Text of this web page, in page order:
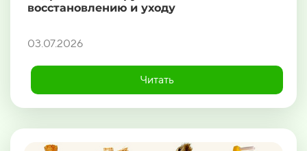
восстановлению и уходу
03.07.2026
Читать